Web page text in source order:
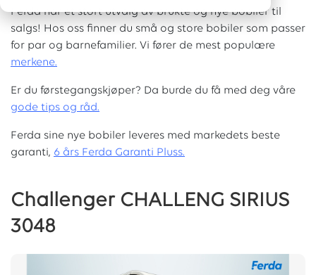
Ferda har et stort utvalg av brukte og nye bobiler til
salgs! Hos oss finner du små og store bobiler som passer
for par og barnefamilier. Vi fører de mest populære
merkene.
Er du førstegangskjøper? Da burde du få med deg våre
gode tips og råd.
Ferda sine nye bobiler leveres med markedets beste
garanti, 6 års Ferda Garanti Pluss.
Challenger CHALLENG SIRIUS
3048